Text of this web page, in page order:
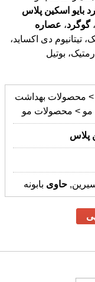
بایو اسکین پلاس
گوگرد، عصاره
تیتانیوم دی اکساید،
کارمتیک، بوتیل
> محصولات بهداشت
مو > محصولات مو
پلاس
حاوی بابونه